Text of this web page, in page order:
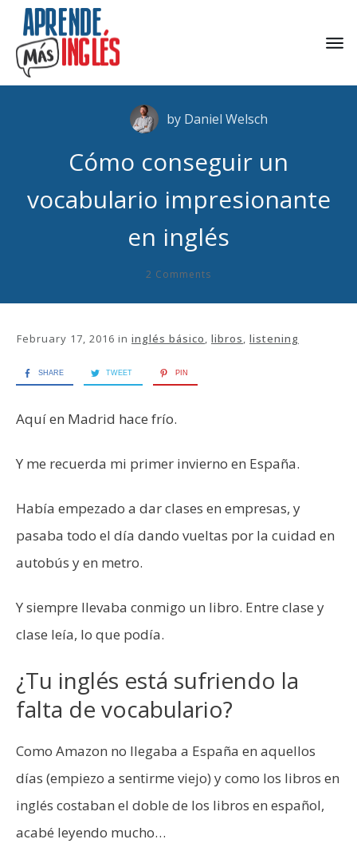
by Daniel Welsch
Cómo conseguir un
vocabulario impresionante
en inglés
2 Comments
February 17, 2016 in inglés básico, libros, listening
SHARE TWEET PIN
Aquí en Madrid hace frío.
Y me recuerda mi primer invierno en España.
Había empezado a dar clases en empresas, y
pasaba todo el día dando vueltas por la cuidad en
autobús y en metro.
Y siempre llevaba conmigo un libro. Entre clase y
clase leía, lo que podía.
¿Tu inglés está sufriendo la
falta de vocabulario?
Como Amazon no llegaba a España en aquellos
días (empiezo a sentirme viejo) y como los libros en
inglés costaban el doble de los libros en español,
acabé leyendo mucho…